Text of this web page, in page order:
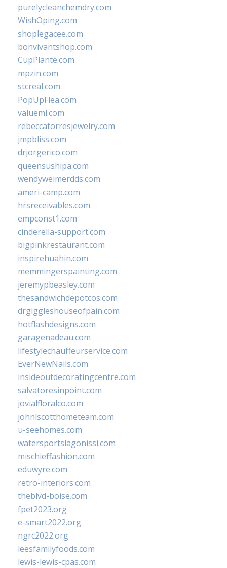
purelycleanchemdry.com
WishOping.com
shoplegacee.com
bonvivantshop.com
CupPlante.com
mpzin.com
stcreal.com
PopUpFlea.com
valueml.com
rebeccatorresjewelry.com
jmpbliss.com
drjorgerico.com
queensushipa.com
wendyweimerdds.com
ameri-camp.com
hrsreceivables.com
empconst1.com
cinderella-support.com
bigpinkrestaurant.com
inspirehuahin.com
memmingerspainting.com
jeremypbeasley.com
thesandwichdepotcos.com
drgiggleshouseofpain.com
hotflashdesigns.com
garagenadeau.com
lifestylechauffeurservice.com
EverNewNails.com
insideoutdecoratingcentre.com
salvatoresinpoint.com
jovialfloralco.com
johnlscotthometeam.com
u-seehomes.com
watersportslagonissi.com
mischieffashion.com
eduwyre.com
retro-interiors.com
theblvd-boise.com
fpet2023.org
e-smart2022.org
ngrc2022.org
leesfamilyfoods.com
lewis-lewis-cpas.com